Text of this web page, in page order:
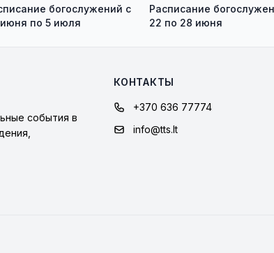
богослужений с
по 5 июля
Расписание
22 по 28 июня
события в
КОНТАКТЫ
+370 636 77774
info@tts.lt